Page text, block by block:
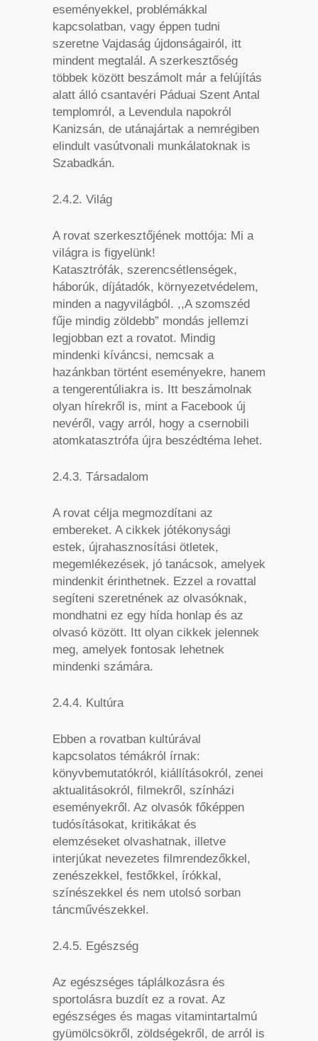
eseményekkel, problémákkal
kapcsolatban, vagy éppen tudni
szeretne Vajdaság újdonságairól, itt
mindent megtalál. A szerkesztőség
többek között beszámolt már a felújítás
alatt álló csantavéri Páduai Szent Antal
templomról, a Levendula napokról
Kanizsán, de utánajártak a nemrégiben
elindult vasútvonali munkálatoknak is
Szabadkán.
2.4.2. Világ
A rovat szerkesztőjének mottója: Mi a
világra is figyelünk!
Katasztrófák, szerencsétlenségek,
háborúk, díjátadók, környezetvédelem,
minden a nagyvilágból. ,,A szomszéd
fűje mindig zöldebb” mondás jellemzi
legjobban ezt a rovatot. Mindig
mindenki kíváncsi, nemcsak a
hazánkban történt eseményekre, hanem
a tengerentúliakra is. Itt beszámolnak
olyan hírekről is, mint a Facebook új
nevéről, vagy arról, hogy a csernobili
atomkatasztrófa újra beszédtéma lehet.
2.4.3. Társadalom
A rovat célja megmozdítani az
embereket. A cikkek jótékonysági
estek, újrahasznosítási ötletek,
megemlékezések, jó tanácsok, amelyek
mindenkit érinthetnek. Ezzel a rovattal
segíteni szeretnének az olvasóknak,
mondhatni ez egy hída honlap és az
olvasó között. Itt olyan cikkek jelennek
meg, amelyek fontosak lehetnek
mindenki számára.
2.4.4. Kultúra
Ebben a rovatban kultúrával
kapcsolatos témákról írnak:
könyvbemutatókról, kiállításokról, zenei
aktualitásokról, filmekről, színházi
eseményekről. Az olvasók főképpen
tudósításokat, kritikákat és
elemzéseket olvashatnak, illetve
interjúkat nevezetes filmrendezőkkel,
zenészekkel, festőkkel, írókkal,
színészekkel és nem utolsó sorban
táncművészekkel.
2.4.5. Egészség
Az egészséges táplálkozásra és
sportolásra buzdít ez a rovat. Az
egészséges és magas vitamintartalmú
gyümölcsökről, zöldségekről, de arról is